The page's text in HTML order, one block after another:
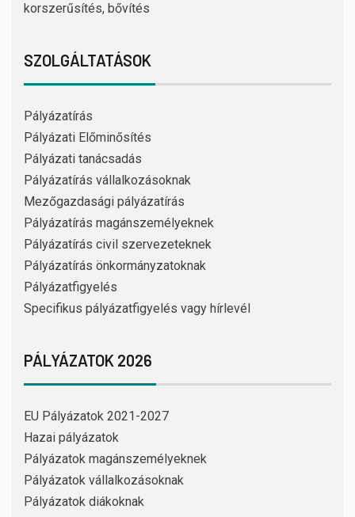
korszerűsítés, bővítés
SZOLGÁLTATÁSOK
Pályázatírás
Pályázati Előminősítés
Pályázati tanácsadás
Pályázatírás vállalkozásoknak
Mezőgazdasági pályázatírás
Pályázatírás magánszemélyeknek
Pályázatírás civil szervezeteknek
Pályázatírás önkormányzatoknak
Pályázatfigyelés
Specifikus pályázatfigyelés vagy hírlevél
PÁLYÁZATOK 2026
EU Pályázatok 2021-2027
Hazai pályázatok
Pályázatok magánszemélyeknek
Pályázatok vállalkozásoknak
Pályázatok diákoknak